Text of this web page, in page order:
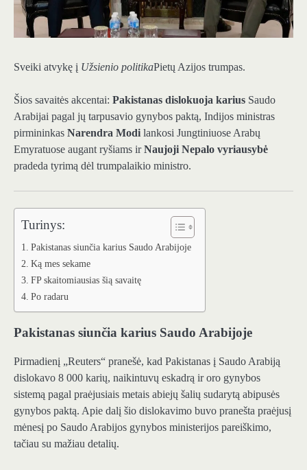
Sveiki atvykę į Užsienio politikaPietų Azijos trumpas.
Šios savaitės akcentai: Pakistanas dislokuoja karius Saudo
Arabijai pagal jų tarpusavio gynybos paktą, Indijos ministras
pirmininkas Narendra Modi lankosi Jungtiniuose Arabų
Emyratuose augant ryšiams irNaujoji Nepalo vyriausybė
pradeda tyrimą dėl trumpalaikio ministro.
Turinys:
Pakistanas siunčia karius Saudo Arabijoje
Ką mes sekame
FP skaitomiausias šią savaitę
Po radaru
Pakistanas siunčia karius Saudo Arabijoje
Pirmadienį „Reuters“ pranešė, kad Pakistanas į Saudo Arabiją
dislokavo 8 000 karių, naikintuvų eskadrą ir oro gynybos
sistemą pagal praėjusiais metais abiejų šalių sudarytą abipusės
gynybos paktą. Apie dalį šio dislokavimo buvo pranešta praėjusį
mėnesį po Saudo Arabijos gynybos ministerijos pareiškimo,
tačiau su mažiau detalių.